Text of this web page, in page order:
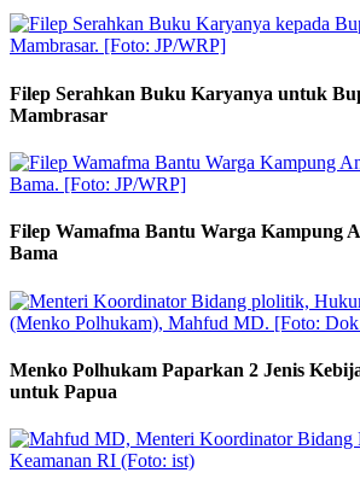
Filep Serahkan Buku Karyanya untuk
Mambrasar
Filep Wamafma Bantu Warga Kampung
Bama
Menko Polhukam Paparkan 2 Jenis
untuk Papua